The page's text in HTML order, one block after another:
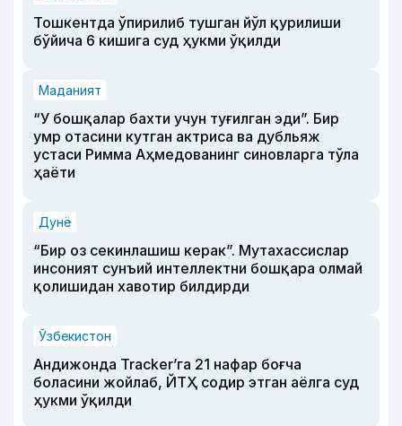
Тошкентда ўпирилиб тушган йўл қурилиши
бўйича 6 кишига суд ҳукми ўқилди
Маданият
“У бошқалар бахти учун туғилган эди”. Бир
умр отасини кутган актриса ва дубльяж
устаси Римма Аҳмедованинг синовларга тўла
ҳаёти
Дунё
“Бир оз секинлашиш керак”. Мутахассислар
инсоният сунъий интеллектни бошқара олмай
қолишидан хавотир билдирди
Ўзбекистон
Андижонда Tracker’га 21 нафар боғча
боласини жойлаб, ЙТҲ содир этган аёлга суд
ҳукми ўқилди